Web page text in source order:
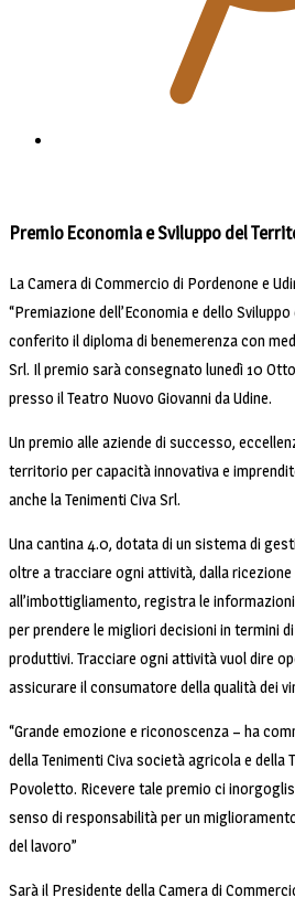
Premio Economia e Sviluppo del
La Camera di Commercio di Pordenone e
“Premiazione dell’Economia e dello
conferito il diploma di benemerenza con
Srl. Il premio sarà consegnato lunedì 10
presso il Teatro Nuovo Giovanni da Udine.
Un premio alle aziende di successo,
territorio per capacità innovativa e
anche la Tenimenti Civa Srl.
Una cantina 4.0, dotata di un sistema di
oltre a tracciare ogni attività, dalla ricezione
all’imbottigliamento, registra le
per prendere le migliori decisioni in termini
produttivi. Tracciare ogni attività vuol dire
assicurare il consumatore della qualità dei
“Grande emozione e riconoscenza – ha
della Tenimenti Civa società agricola e della
Povoletto. Ricevere tale premio ci
senso di responsabilità per un
del lavoro”
Sarà il Presidente della Camera di